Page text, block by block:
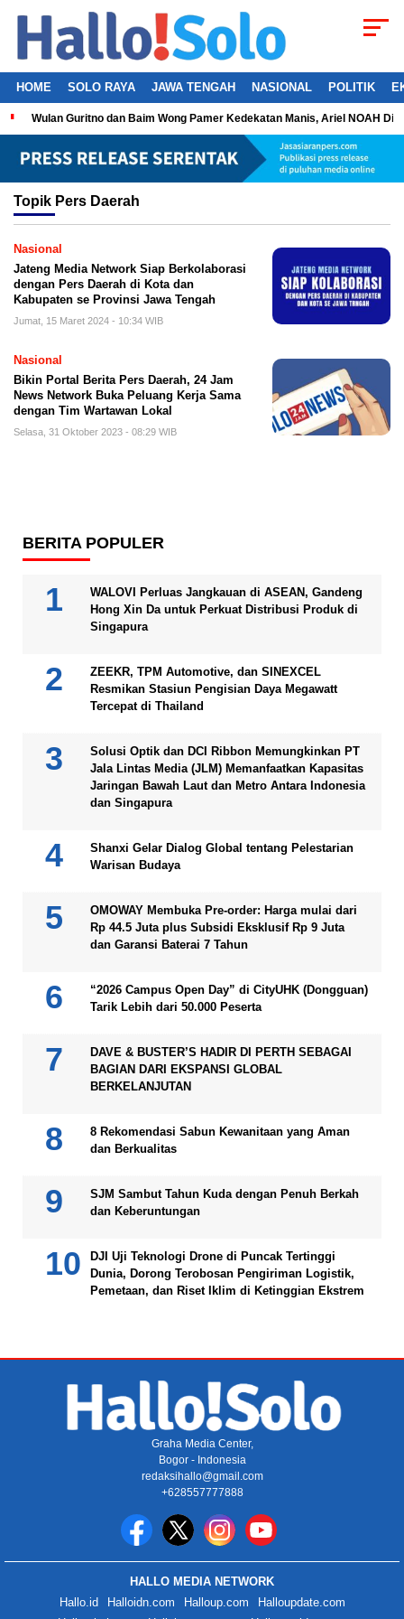
HOME SOLO RAYA JAWA TENGAH NASIONAL POLITIK
Wulan Guritno dan Baim Wong Pamer Kedekatan Manis, Ariel NOAH
Topik Pers Daerah
Nasional
Jateng Media Network Siap Berkolaborasi
dengan Pers Daerah di Kota dan
Kabupaten se Provinsi Jawa Tengah
Jumat, 15 Maret 2024 - 10:34 WIB
Nasional
Bikin Portal Berita Pers Daerah, 24 Jam
News Network Buka Peluang Kerja Sama
dengan Tim Wartawan Lokal
Selasa, 31 Oktober 2023 - 08:29 WIB
BERITA POPULER
WALOVI Perluas Jangkauan di ASEAN, Gandeng
Hong Xin Da untuk Perkuat Distribusi Produk di
Singapura
ZEEKR, TPM Automotive, dan SINEXCEL
Resmikan Stasiun Pengisian Daya Megawatt
Tercepat di Thailand
Solusi Optik dan DCI Ribbon Memungkinkan PT
Jala Lintas Media (JLM) Memanfaatkan Kapasitas
Jaringan Bawah Laut dan Metro Antara Indonesia
dan Singapura
Shanxi Gelar Dialog Global tentang Pelestarian
Warisan Budaya
OMOWAY Membuka Pre-order: Harga mulai dari
Rp 44.5 Juta plus Subsidi Eksklusif Rp 9 Juta
dan Garansi Baterai 7 Tahun
“2026 Campus Open Day” di CityUHK (Dongguan)
Tarik Lebih dari 50.000 Peserta
DAVE & BUSTER’S HADIR DI PERTH SEBAGAI
BAGIAN DARI EKSPANSI GLOBAL
BERKELANJUTAN
8 Rekomendasi Sabun Kewanitaan yang Aman
dan Berkualitas
SJM Sambut Tahun Kuda dengan Penuh Berkah
dan Keberuntungan
DJI Uji Teknologi Drone di Puncak Tertinggi
Dunia, Dorong Terobosan Pengiriman Logistik,
Pemetaan, dan Riset Iklim di Ketinggian Ekstrem
Graha Media Center,
Bogor - Indonesia
redaksihallo@gmail.com
+628557777888
HALLO MEDIA NETWORK
Hallo.id
Halloidn.com Halloup.com
Halloupdate.com